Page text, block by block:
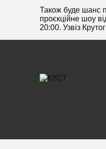
Також буде шанс
проєкційне шоу
20:00. Узвіз